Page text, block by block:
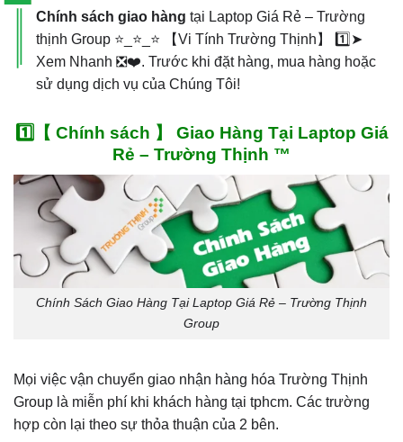
Chính sách giao hàng tại Laptop Giá Rẻ – Trường
thịnh Group ⭐_⭐_⭐ 【Vi Tính Trường Thịnh】 1️⃣➤
Xem Nhanh ❎❤️. Trước khi đặt hàng, mua hàng hoặc
sử dụng dịch vụ của Chúng Tôi!
1️⃣【 Chính sách 】 Giao Hàng Tại Laptop Giá
Rẻ – Trường Thịnh ™
Chính Sách Giao Hàng Tại Laptop Giá Rẻ – Trường Thịnh
Group
Mọi việc vận chuyển giao nhận hàng hóa Trường Thịnh
Group là miễn phí khi khách hàng tại tphcm. Các trường
hợp còn lại theo sự thỏa thuận của 2 bên.